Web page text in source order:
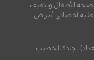
الأطفال وتثقيف
عليه أخصائي أمراض
, جادة الخطيب.